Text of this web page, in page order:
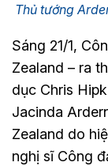
Thủ tướng
Sáng 21/1,
Zealand – ra
dục Chris
Jacinda
Zealand do
nghị sĩ Công